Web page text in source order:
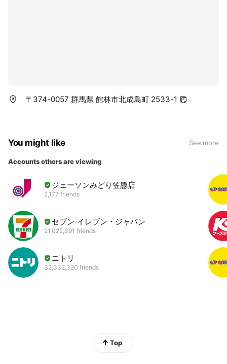
〒374-0057 群馬県 館林市北成島町 2533-1
You might like See more
Accounts others are viewing
ジェーソンみどり笠懸店
2,177 friends
セブン‐イレブン・ジャパン
21,022,391 friends
ニトリ
32,332,320 friends
Top